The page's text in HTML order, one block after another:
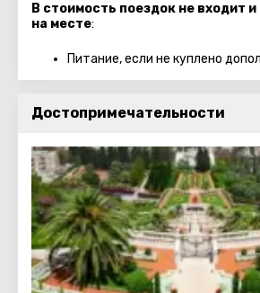
В стоимость поездок не входит
на месте:
Питание, если не куплено
Достопримечательности